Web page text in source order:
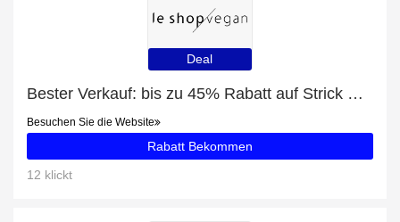
Deal
Bester Verkauf: bis zu 45% Rabatt auf Strick CARDIGAN | offwhite
Besuchen Sie die Website
Rabatt Bekommen
12 klickt